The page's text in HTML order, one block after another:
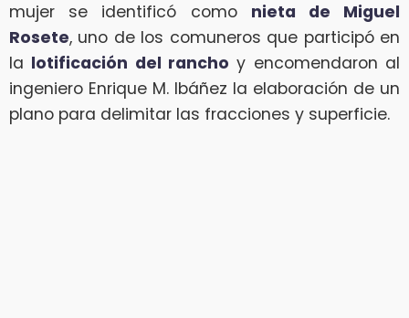
mujer se identificó como nieta de Miguel
Rosete, uno de los comuneros que participó en
la lotificación del rancho y encomendaron al
ingeniero Enrique M. Ibáñez la elaboración de un
plano para delimitar las fracciones y superficie.